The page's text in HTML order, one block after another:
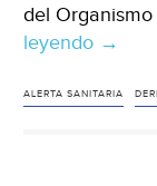
del
leyendo Sonora
→
ALERTA SANITARIA